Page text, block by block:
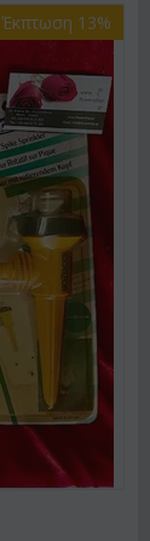
Έκπτωση 13%